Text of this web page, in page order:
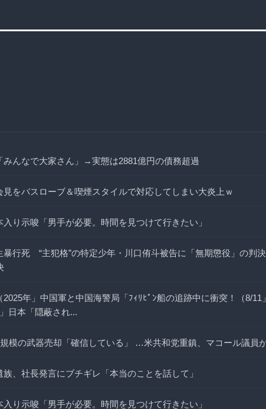
みんなで大家さん」→実態は2881億円の債務超過
をバスローブ＆喫煙スタイルで対応してしまい大炎上ｗ
り示唆「男手が必要。時間を見つけて行きたい」
暴行死 “主犯格”の特定少年・川口侑斗被告に「無期懲役」の判
年」中国軍と中国海警局「ﾌｨﾘﾋﾟﾝ船の追跡中に衝突！（8/11
日本「隠蔽され...
模の武器売却「確信している」 …米共和党重鎮、マコール議員
、社長発言にブチギレ「本当のことを話して」
り示唆「男手が必要。時間を見つけて行きたい」